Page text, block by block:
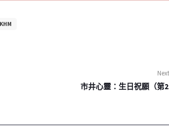
市井心靈：生日祝願（第